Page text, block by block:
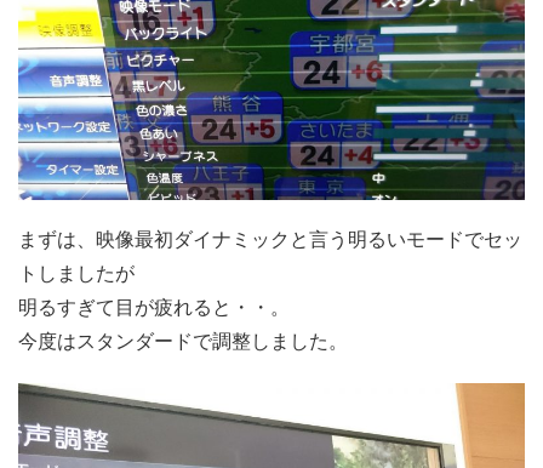
まずは、映像最初ダイナミックと言う明るいモードでセッ
トしましたが
明るすぎて目が疲れると・・。
今度はスタンダードで調整しました。